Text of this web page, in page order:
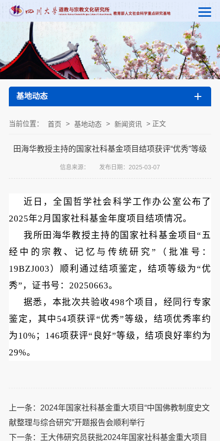
基地动态
当前位置： 首页 > 基地动态 > 新闻资讯 > 正文
田海华教授主持的国家社科基金项目结项获评“优秀”等级
信息来源： 发布日期：2025-03-07
近日，全国哲学社会科学工作办公室公布了
2025年2月国家社科基金年度项目结项情况。
我所田海华教授主持的国家社科基金项目“五
经中的宗教、记忆与传统研究”（批准号：
19BZJ003）顺利通过结项鉴定，结项等级为“优
秀”，证书号：20250663。
据悉，本批次共验收498个项目，经同行专家
鉴定，其中54项获评“优秀”等级，结项优秀率约
为10%；146项获评“良好”等级，结项良好率约为
29%。
上一条： 2024年国家社科基金重大项目“中国佛教制度史文
献整理与综合研究”开题报告会顺利举行
下一条：
王大伟研究员获批2024年国家社科基金重大项目